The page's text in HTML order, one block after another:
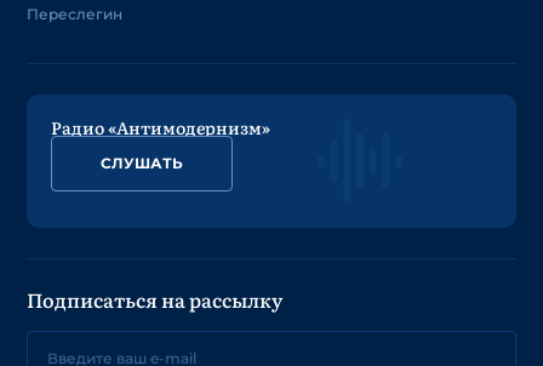
Переслегин
Радио «Антимодернизм»
СЛУШАТЬ
Подписаться на рассылку